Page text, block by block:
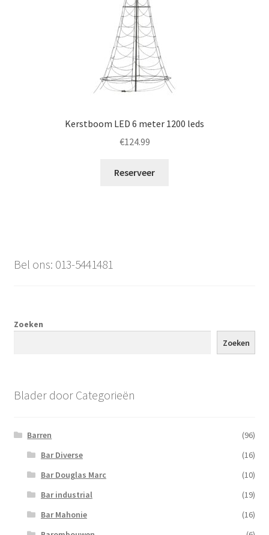
Kerstboom LED 6 meter 1200 leds
€124.99
Reserveer
Bel ons: 013-5441481
Zoeken
Zoeken
Blader door Categorieën
Barren
(96)
Bar Diverse
(16)
Bar Douglas Marc
(10)
Bar industrial
(19)
Bar Mahonie
(16)